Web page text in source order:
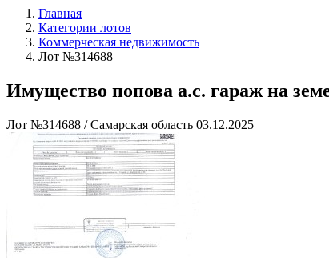
Главная
Категории лотов
Коммерческая недвижимость
Лот №314688
Имущество попова а.с. гараж на
Лот №314688 / Самарская область 03.12.2025